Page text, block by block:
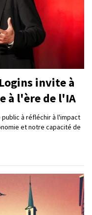
invite à
à l'ère de l'IA
à réfléchir à l'impact
et notre capacité de